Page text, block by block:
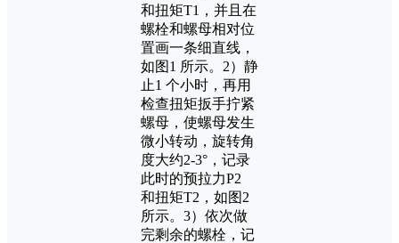
和扭矩T1，并且在
螺栓和螺母相对位
置画一条细直线，
如图1 所示。2）静
止1 个小时，再用
检查扭矩扳手拧紧
螺母，使螺母发生
微小转动，旋转角
度大约2-3°，记录
此时的预拉力P2
和扭矩T2，如图2
所示。3）依次做
完剩余的螺栓，记